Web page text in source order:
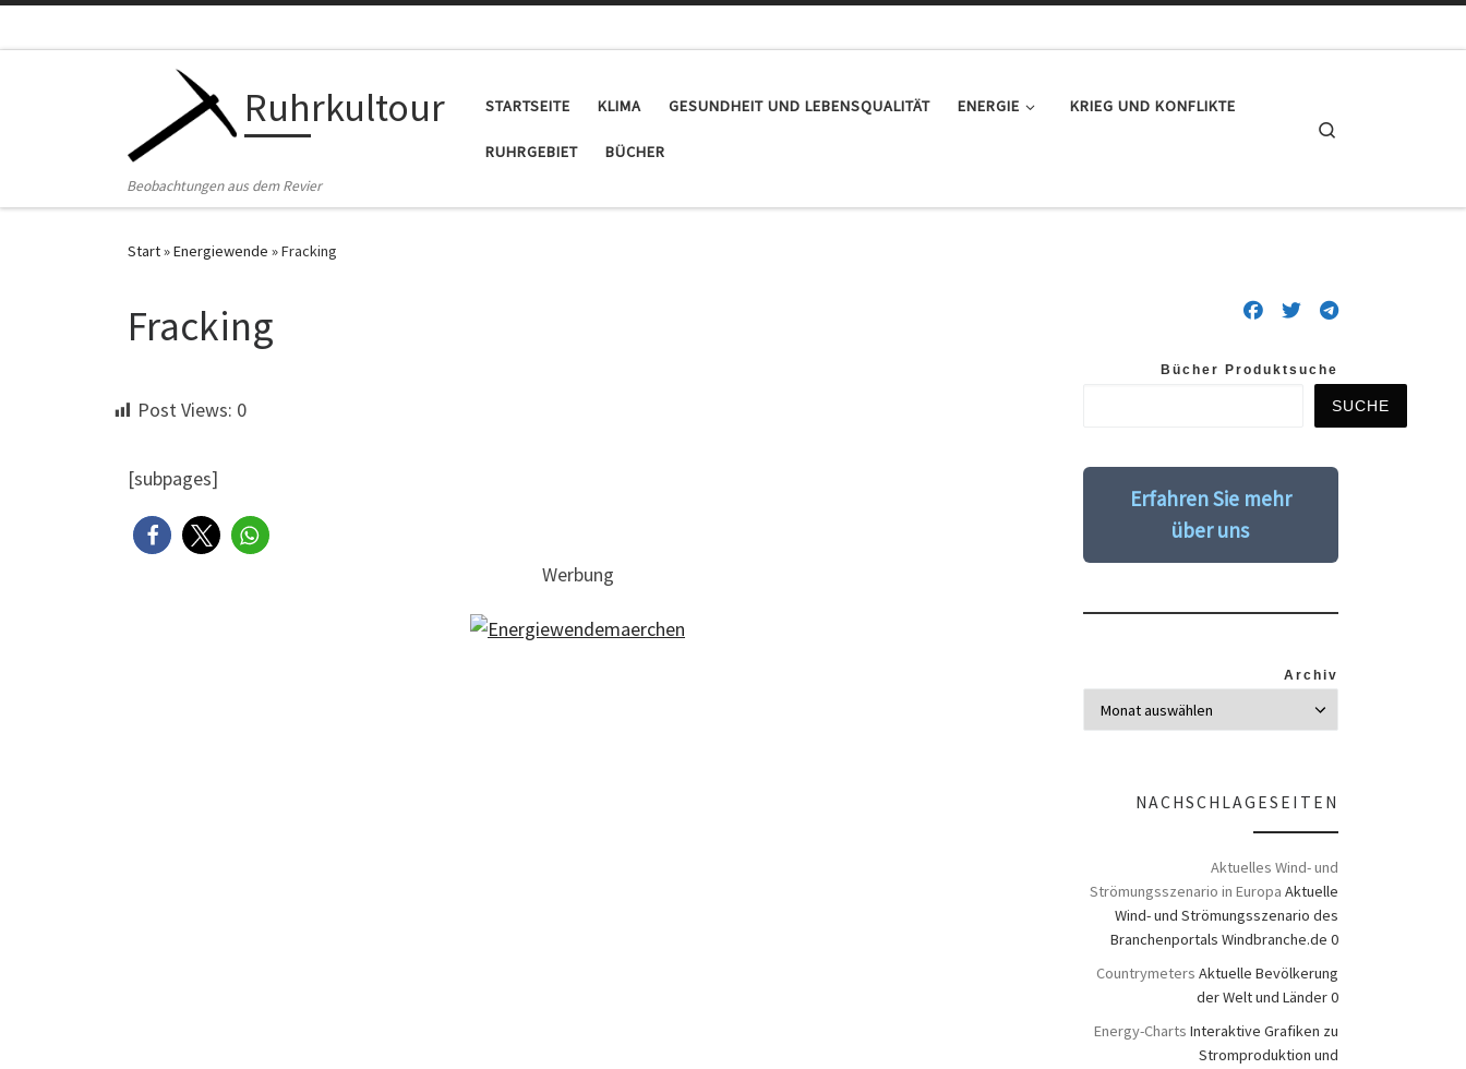
Ruhrkultour
Beobachtungen aus dem Revier
STARTSEITE KLIMA GESUNDHEIT UND LEBENSQUALITÄT ENERGIE KRIEG UND KONFLIKTE
RUHRGEBIET BÜCHER
Start»Energiewende »Fracking
Fracking
Post Views: 0
[subpages]
Werbung
Bücher Produktsuche
SUCHE
Erfahren Sie mehr
über uns
Archiv
NACHSCHLAGESEITEN
Aktuelles Wind- und
Strömungsszenario in Europa Aktuelle
Wind- und Strömungsszenario des
Branchenportals Windbranche.de 0
Countrymeters Aktuelle Bevölkerung
der Welt und Länder 0
Energy-Charts Interaktive Grafiken zu
Stromproduktion und